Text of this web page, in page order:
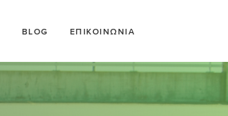
BLOG ΕΠΙΚΟΙΝΩΝΙΑ